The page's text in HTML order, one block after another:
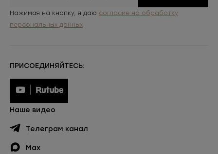
Нажимая на кнопку, я даю согласие на обработку
персональных данных
ПРИСОЕДИНЯЙТЕСЬ:
Наше видео
Телеграм канал
Max